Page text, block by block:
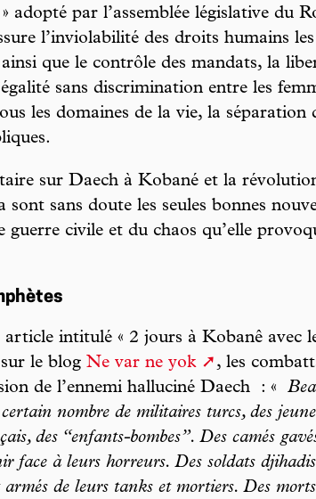
adopté par l’assemblée législative du
l’inviolabilité des droits humains
que le contrôle des mandats, la
sans discrimination entre les
les domaines de la vie, la séparation
sur Daech à Kobané et la
sont sans doute les seules bonnes
guerre civile et du chaos qu’elle
intitulé « 2 jours à Kobanê avec
le blog Ne var ne yok
, les
de l’ennemi halluciné Daech : «
nombre de militaires turcs, des
des “enfants-bombes”. Des camés
face à leurs horreurs. Des soldats
de leurs tanks et mortiers. Des